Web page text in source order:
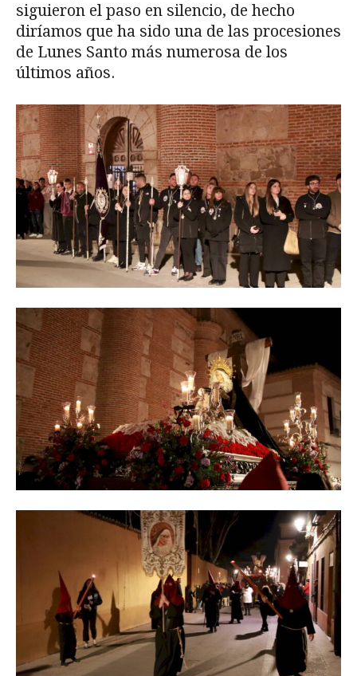
siguieron el paso en silencio, de hecho
diríamos que ha sido una de las procesiones
de Lunes Santo más numerosa de los
últimos años.